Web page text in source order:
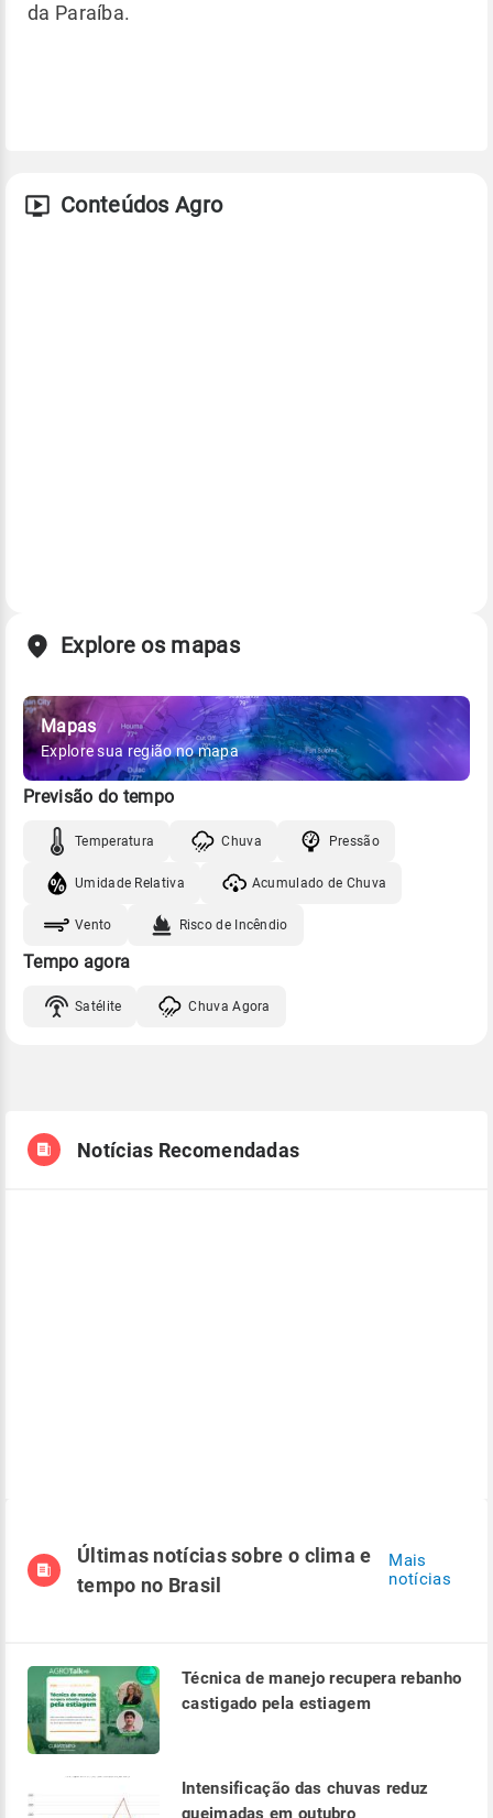
da Paraíba.
Conteúdos Agro
Explore os mapas
Mapas
Explore sua região no mapa
Previsão do tempo
Temperatura Chuva Pressão
Umidade Relativa Acumulado de Chuva
Vento Risco de Incêndio
Tempo agora
Satélite Chuva Agora
Notícias Recomendadas
Últimas notícias sobre o clima e
tempo no Brasil
Mais
notícias
Técnica de manejo recupera rebanho
castigado pela estiagem
Intensificação das chuvas reduz
queimadas em outubro